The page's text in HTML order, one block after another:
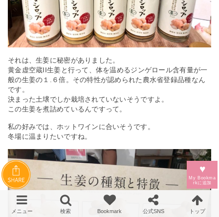
それは、生姜に秘密がありました。
黄金虚空蔵II生姜と行って、体を温めるジンゲロール含有量が一
般の生姜の１.６倍。その特性が認められた農水省登録品種なん
です。
決まった土壌でしか栽培されていないそうですよ。
この生姜を煮詰めているんですって。
私の好みでは、ホットワインに合いそうです。
冬場に温まりたいですね。
♥
My Bookma
rkに 追加